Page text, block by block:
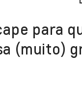
para
(muito)